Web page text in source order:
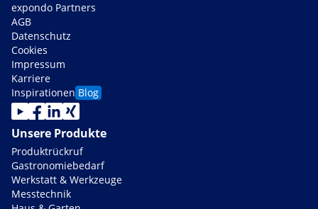
expondo Partners
AGB
Datenschutz
Cookies
Impressum
Karriere
Inspirationen Blog
Unsere Produkte
Produktrückruf
Gastronomiebedarf
Werkstatt & Werkzeuge
Messtechnik